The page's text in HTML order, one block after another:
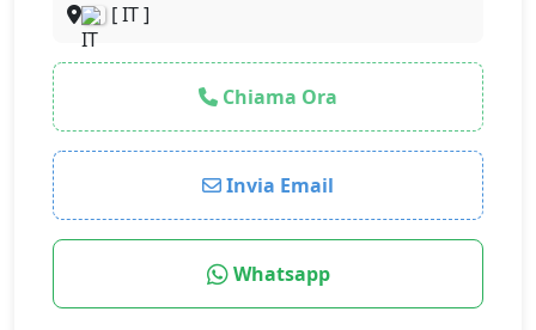
[ IT ]
Chiama Ora
Invia Email
Whatsapp